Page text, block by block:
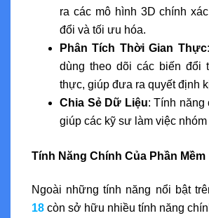
ra các mô hình 3D chính
đổi và tối ưu hóa.
Phân Tích Thời Gian Thực
dùng theo dõi các biến đổi
thực, giúp đưa ra quyết định
Chia Sẻ Dữ Liệu: Tính năng
giúp các kỹ sư làm việc
Tính Năng Chính Của Phần Mềm
Ngoài những tính năng nổi bật
18 còn sở hữu nhiều tính năng